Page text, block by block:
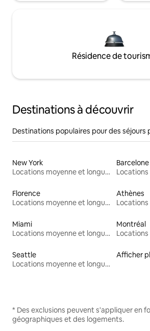
Résidence de
Destinations à découvrir
Destinations populaires pour des séjours
New York
Locations moyenne et longue durée
Barcelone
Florence
Locations moyenne et longue durée
Athènes
Miami
Locations moyenne et longue durée
Montréal
Seattle
Locations moyenne et longue durée
Afficher
* Des exclusions peuvent s'appliquer en
géographiques et des logements.